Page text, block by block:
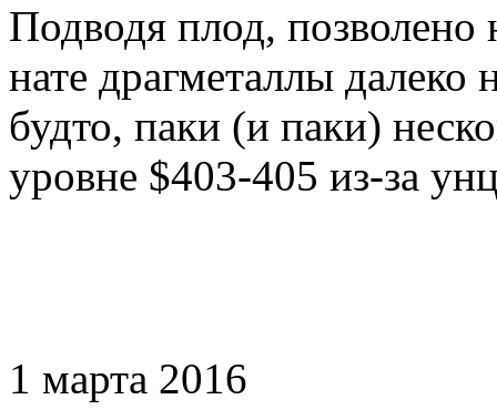
Подводя плод, позволено
нате драгметаллы далеко
будто, паки (и паки)
уровне $403-405 из-за
1 марта 2016